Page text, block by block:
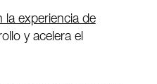
la experiencia de
y acelera el